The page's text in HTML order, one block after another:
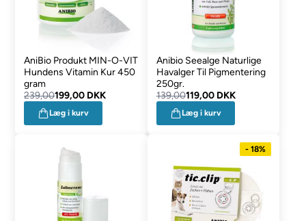
AniBio Produkt MIN-O-VIT
Hundens Vitamin Kur 450
gram
239,00199,00 DKK
Læg i kurv
Anibio Seealge Naturlige
Havalger Til Pigmentering
250gr.
139,00119,00 DKK
Læg i kurv
- 18%